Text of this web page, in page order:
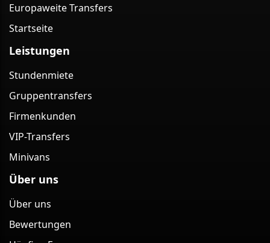
Europaweite Transfers
Startseite
Leistungen
Stundenmiete
Gruppentransfers
Firmenkunden
VIP-Transfers
Minivans
Über uns
Über uns
Bewertungen